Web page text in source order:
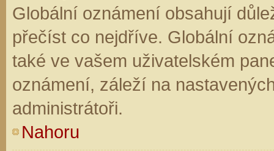
Globální oznámení obsahují
přečíst co nejdříve. Globální
také ve vašem uživatelském
oznámení, záleží na
administrátoři.
Nahoru